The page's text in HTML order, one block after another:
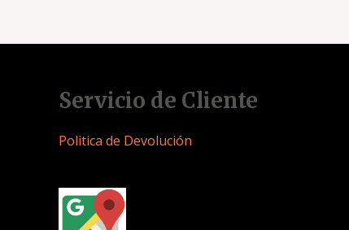
Servicio de Cliente
Politica de Devolución